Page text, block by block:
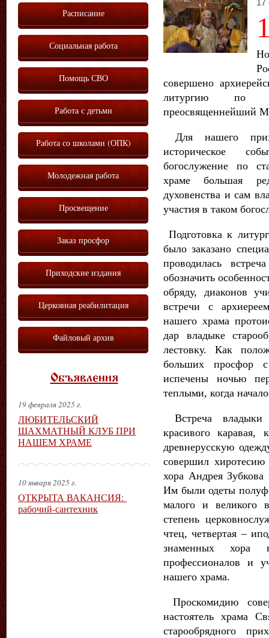
17
совершено
литургию по
преосвященнейший
Для нашего
историческое
богослужение по
храме большая
духовенства и сам
участия в таком
Подготовка к
было заказано
проводилась
обозначить
обряду, диаконов
встречи с
нашего храма
дар владыке
лестовку. Как
больших просфор
испечены ночью
теплыми, когда
Встреча
красивого каравая,
древнерусскую
совершил хиротесию
хора Андрея
Им были одеты
малого и великого
степень
чтец, четвертая –
знаменных хора
профессионалов и
нашего храма.
Проскомидию
настоятель храма
старообрядного
Расписание
Социальная работа
Помощь СВО
Работа с детьми
Работа со школами (ОПК)
Молодежная работа
Просвещение
Заказ просфор
Приходские издания
Церковная реабилитация
Файловый архив
Объявления
19 февраля 2025 г.
ЛЮБИТЕЛЬСКИЙ
ШАХМАТНЫЙ КЛУБ ПРИ
НАШЕМ ХРАМЕ
10 января 2025 г.
ОТКРЫТА ВАКАНСИЯ:
рабочий-сантехник